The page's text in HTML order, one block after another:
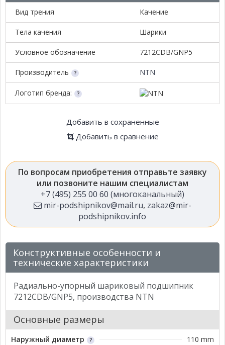
Вид трения Качение
Тела качения Шарики
Условное обозначение 7212CDB/GNP5
Производитель NTN
Логотип бренда:
Добавить в сохраненные
Добавить в сравнение
По вопросам приобретения отправьте заявку
или позвоните нашим специалистам
+7 (495) 255 00 60 (многоканальный)
mir-podshipnikov@mail.ru, zakaz@mir-
podshipnikov.info
Конструктивные особенности и
технические характеристики
Радиально-упорный шариковый подшипник
7212CDB/GNP5, производства NTN
Основные размеры
Наружный диаметр
110 mm